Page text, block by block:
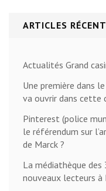
ARTICLES
Actualités Grand
Une première dans
va ouvrir dans cette
Pinterest (police
le référendum sur
de Marck ?
La médiathèque
nouveaux lecteurs à